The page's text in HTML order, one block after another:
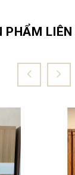
PHẨM LIÊN